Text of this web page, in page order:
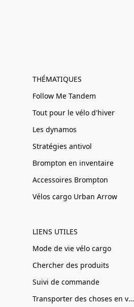
THÉMATIQUES
Follow Me Tandem
Tout pour le vélo d'hiver
Les dynamos
Stratégies antivol
Brompton en inventaire
Accessoires Brompton
Vélos cargo Urban Arrow
LIENS UTILES
Mode de vie vélo cargo
Chercher des produits
Suivi de commande
Transporter des choses en vélo